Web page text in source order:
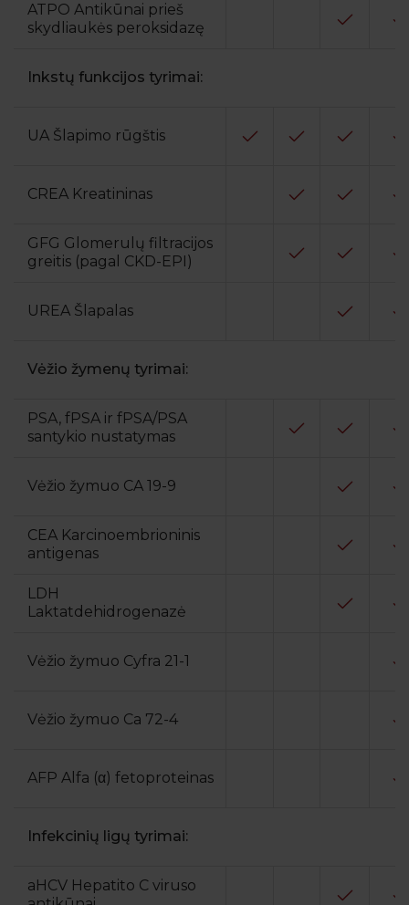
ATPO Antikūnai prieš
skydliaukės peroksidazę
Inkstų funkcijos tyrimai:
UA Šlapimo rūgštis
CREA Kreatininas
GFG Glomerulų filtracijos
greitis (pagal CKD-EPI)
UREA Šlapalas
Vėžio žymenų tyrimai:
PSA, fPSA ir fPSA/PSA
santykio nustatymas
Vėžio žymuo CA 19-9
CEA Karcinoembrioninis
antigenas
LDH
Laktatdehidrogenazė
Vėžio žymuo Cyfra 21-1
Vėžio žymuo Ca 72-4
AFP Alfa (α) fetoproteinas
Infekcinių ligų tyrimai:
aHCV Hepatito C viruso